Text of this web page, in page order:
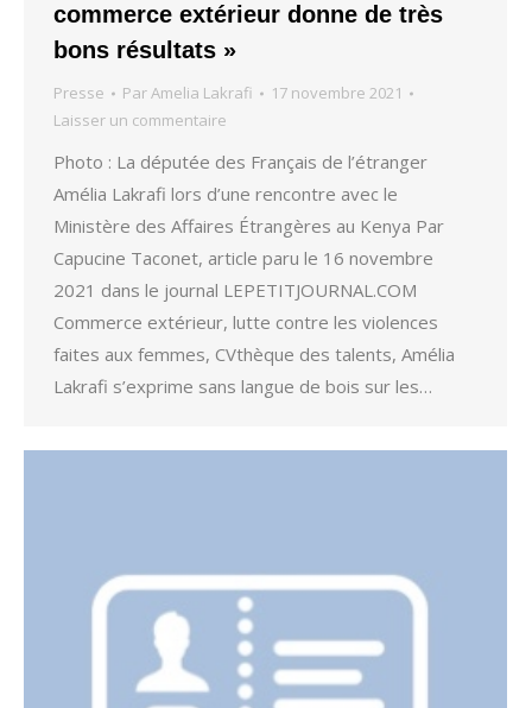
commerce extérieur donne de très
bons résultats »
Presse ParAmelia Lakrafi
17 novembre 2021
Laisser un commentaire
Photo : La députée des Français de l’étranger
Amélia Lakrafi lors d’une rencontre avec le
Ministère des Affaires Étrangères au Kenya Par
Capucine Taconet, article paru le 16 novembre
2021 dans le journal LEPETITJOURNAL.COM
Commerce extérieur, lutte contre les violences
faites aux femmes, CVthèque des talents, Amélia
Lakrafi s’exprime sans langue de bois sur les…